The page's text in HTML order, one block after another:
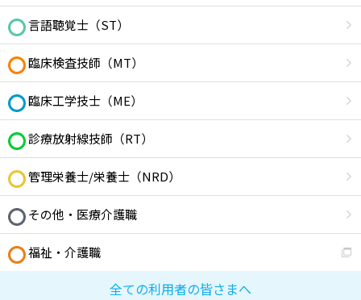
言語聴覚士（ST）
臨床検査技師（MT）
臨床工学技士（ME）
診療放射線技師（RT）
管理栄養士/栄養士（NRD）
その他・医療介護職
福祉・介護職
全ての利用者の皆さまへ